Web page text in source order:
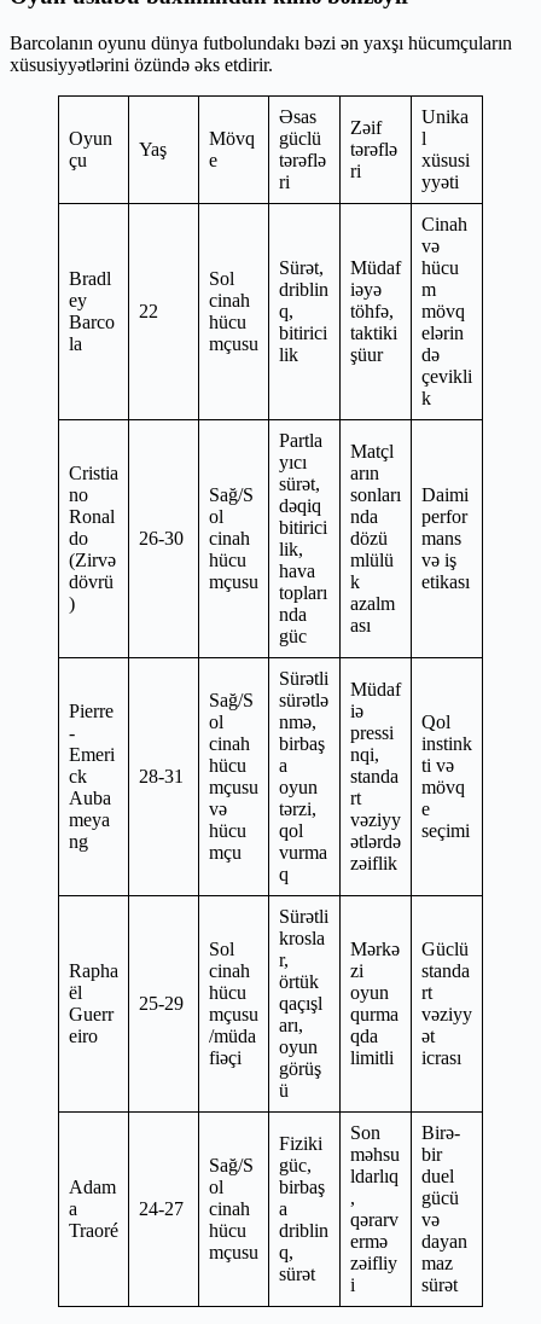
Barcolanın oyunu dünya futbolundakı bəzi ən yaxşı hücumçuların
xüsusiyyətlərini özündə əks etdirir.
Oyun
çu
Yaş
Mövq
e
Əsas
güclü
tərəflə
ri
Zəif
tərəflə
ri
Unika
l
xüsusi
yyəti
Bradl
ey
Barco
la
22
Sol
cinah
hücu
mçusu
Sürət,
driblin
q,
bitirici
lik
Müdaf
iəyə
töhfə,
taktiki
şüur
Cinah
və
hücu
m
mövq
elərin
də
çevikli
k
Cristia
no
Ronal
do
(Zirvə
dövrü
)
26-30
Sağ/S
ol
cinah
hücu
mçusu
Partla
yıcı
sürət,
dəqiq
bitirici
lik,
hava
topları
nda
güc
Matçl
arın
sonları
nda
dözü
mlülü
k
azalm
ası
Daimi
perfor
mans
və iş
etikası
Pierre
-
Emeri
ck
Auba
meya
ng
28-31
Sağ/S
ol
cinah
hücu
mçusu
və
hücu
mçu
Sürətli
sürətlə
nmə,
birbaş
a
oyun
tərzi,
qol
vurma
q
Müdaf
iə
pressi
nqi,
standa
rt
vəziyy
ətlərdə
zəiflik
Qol
instink
ti və
mövq
e
seçimi
Rapha
ël
Guerr
eiro
25-29
Sol
cinah
hücu
mçusu
/müda
fiəçi
Sürətli
krosla
r,
örtük
qaçışl
arı,
oyun
görüş
ü
Mərkə
zi
oyun
qurma
qda
limitli
Güclü
standa
rt
vəziyy
ət
icrası
Adam
a
Traoré
24-27
Sağ/S
ol
cinah
hücu
mçusu
Fiziki
güc,
birbaş
a
driblin
q,
sürət
Son
məhsu
ldarlıq
,
qərarv
ermə
zəifliy
i
Birə-
bir
duel
gücü
və
dayan
maz
sürət